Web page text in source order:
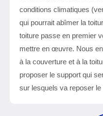
conditions climatiques
qui pourrait abîmer la
toiture passe en premier
mettre en œuvre. Nous
à la couverture et à la
proposer le support qui
sur lesquels va reposer